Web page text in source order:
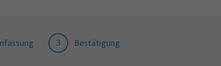
3 Bestätigung